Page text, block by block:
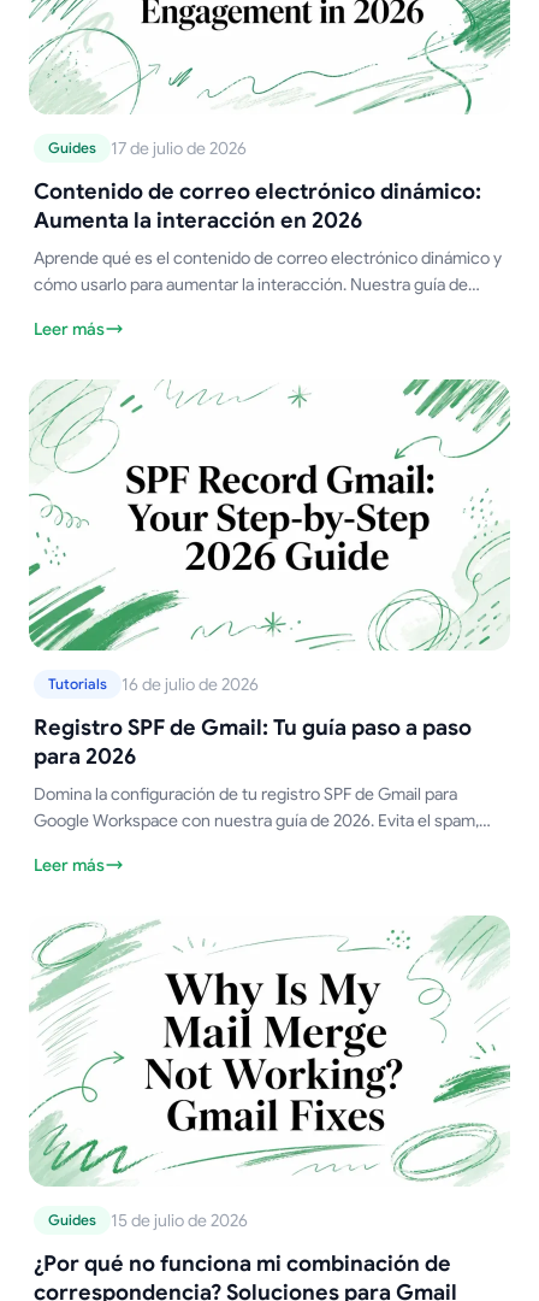
Guides 17 de julio de 2026
Contenido de correo electrónico dinámico:
Aumenta la interacción en 2026
Aprende qué es el contenido de correo electrónico dinámico y
cómo usarlo para aumentar la interacción. Nuestra guía de
Leer más
Tutorials 16 de julio de 2026
Registro SPF de Gmail: Tu guía paso a paso
para 2026
Domina la configuración de tu registro SPF de Gmail para
Google Workspace con nuestra guía de 2026. Evita el spam,
electrónico.
Leer más
Guides 15 de julio de 2026
¿Por qué no funciona mi combinación de
correspondencia? Soluciones para Gmail